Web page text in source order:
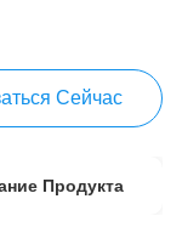
Сейчас
Продукта